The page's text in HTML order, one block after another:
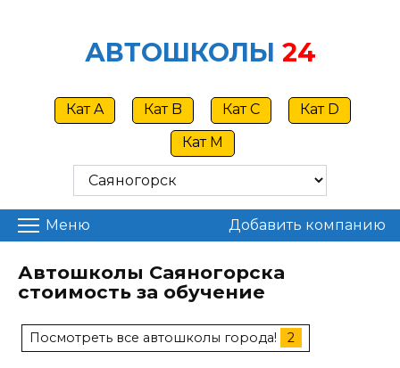
АВТОШКОЛЫ 24
Кат A Кат B Кат C
Кат D
Кат M
Меню Добавить компанию
Автошколы Саяногорска
стоимость за обучение
Посмотреть все автошколы города! 2